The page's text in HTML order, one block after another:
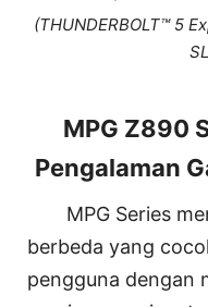
(THUNDERBOLT™ 5
MPG Z890
Pengalaman
MPG Series
berbeda yang
pengguna dengan